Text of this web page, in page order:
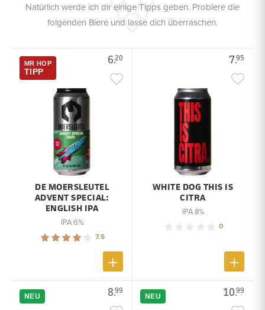
Natürlich werde ich dir einige Tipps geben. Probiere die
folgenden Biere und lasse dich überraschen.
6.20
MR HOP
TIPP
DE MOERSLEUTEL
ADVENT SPECIAL:
ENGLISH IPA
IPA 6%
7.5
7.95
WHITE DOG THIS IS
CITRA
IPA 8%
0
8.99
NEU 10.99
NEU